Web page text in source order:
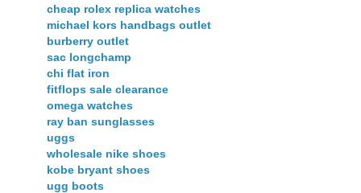
cheap rolex replica watches
michael kors handbags outlet
burberry outlet
sac longchamp
chi flat iron
fitflops sale clearance
omega watches
ray ban sunglasses
uggs
wholesale nike shoes
kobe bryant shoes
ugg boots